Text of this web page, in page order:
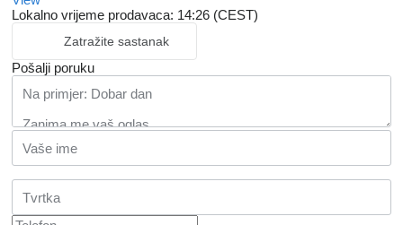
Lokalno vrijeme prodavaca: 14:26 (CEST)
Zatražite sastanak
Pošalji poruku